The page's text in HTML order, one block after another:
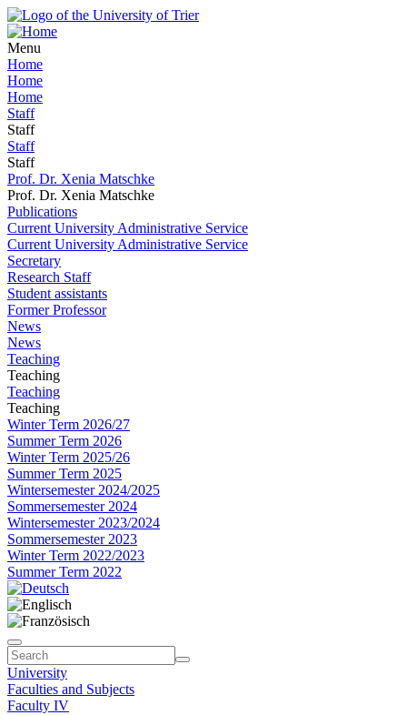
Menu
Home
Home
Home
Staff
Staff
Staff
Staff
Prof. Dr. Xenia Matschke
Prof. Dr. Xenia Matschke
Publications
Current University Administrative Service
Current University Administrative Service
Secretary
Research Staff
Student assistants
Former Professor
News
News
Teaching
Teaching
Teaching
Teaching
Winter Term 2026/27
Summer Term 2026
Winter Term 2025/26
Summer Term 2025
Wintersemester 2024/2025
Sommersemester 2024
Wintersemester 2023/2024
Sommersemester 2023
Winter Term 2022/2023
Summer Term 2022
University
Faculties and Subjects
Faculty IV